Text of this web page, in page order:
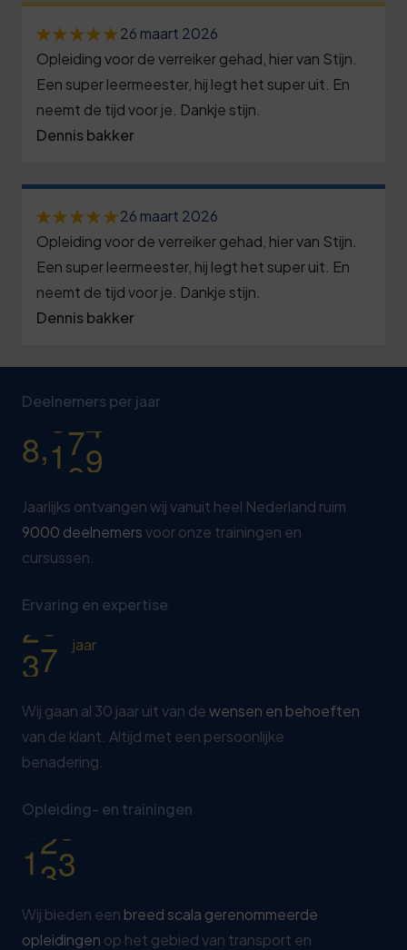
26 maart 2026
Opleiding voor de verreiker gehad, hier van Stijn.
Een super leermeester, hij legt het super uit. En
neemt de tijd voor je. Dankje stijn.
Dennis bakker
26 maart 2026
Opleiding voor de verreiker gehad, hier van Stijn.
Een super leermeester, hij legt het super uit. En
neemt de tijd voor je. Dankje stijn.
Dennis bakker
Deelnemers per jaar
9,000
Jaarlijks ontvangen wij vanuit heel Nederland ruim
9000 deelnemersvoor onze trainingen en
cursussen.
Ervaring en expertise
30 jaar
Wij gaan al 30 jaar uit van dewensen en behoeften
van de klant. Altijd met een persoonlijke
benadering.
Opleiding- en trainingen
148
Wij bieden een breed scala gerenommeerde
opleidingen op het gebied van transport en